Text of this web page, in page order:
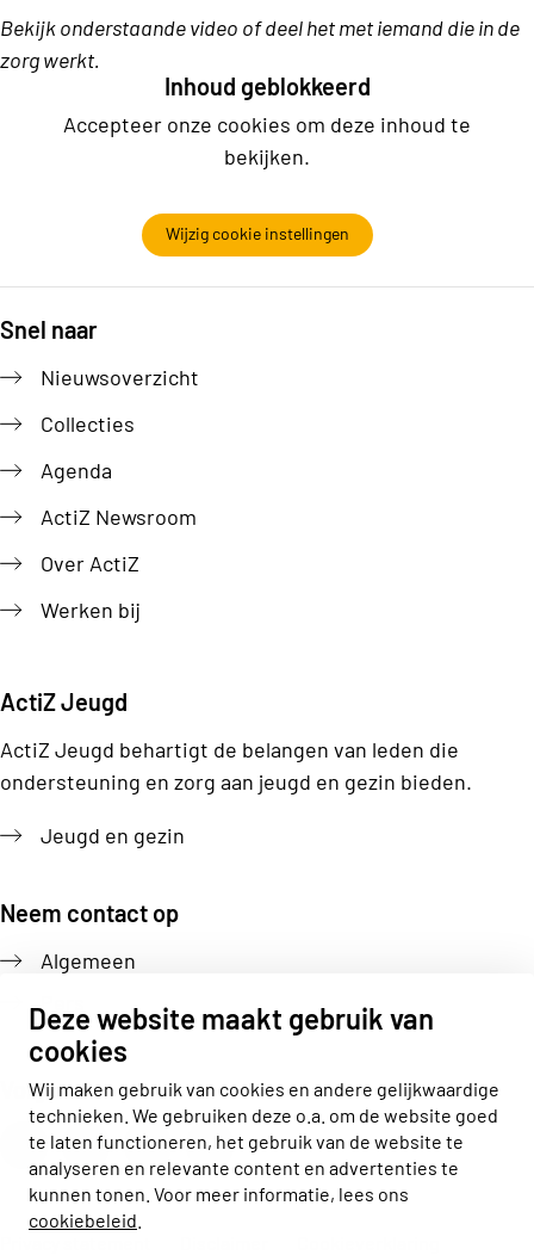
Deze website maakt gebruik van
cookies
Wij maken gebruik van cookies en andere gelijkwaardige
technieken. We gebruiken deze o.a. om de website goed
te laten functioneren, het gebruik van de website te
analyseren en relevante content en advertenties te
kunnen tonen. Voor meer informatie, lees ons
cookiebeleid
Bekijk onderstaande video of deel het met iemand die in de
zorg werkt.
Inhoud geblokkeerd
Accepteer onze cookies om deze inhoud te
bekijken.
Wijzig cookie instellingen
Snel naar
Nieuwsoverzicht
Collecties
Agenda
ActiZ Newsroom
Over ActiZ
Werken bij
ActiZ Jeugd
ActiZ Jeugd behartigt de belangen van leden die
ondersteuning en zorg aan jeugd en gezin bieden.
Jeugd en gezin
Neem contact op
Algemeen
Pers
Volg ons
Actiz linkedin
Actiz instagram
Actiz youtube
Actiz facebook